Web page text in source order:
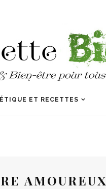
ET RECETTES
AMOUREUX